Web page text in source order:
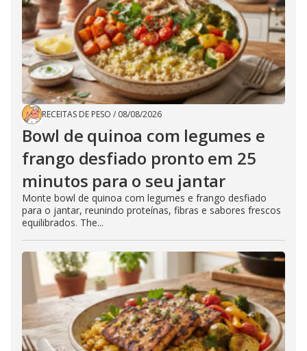
RECEITAS DE PESO / 08/08/2026
Bowl de quinoa com legumes e
frango desfiado pronto em 25
minutos para o seu jantar
Monte bowl de quinoa com legumes e frango desfiado
para o jantar, reunindo proteínas, fibras e sabores frescos
equilibrados. The...